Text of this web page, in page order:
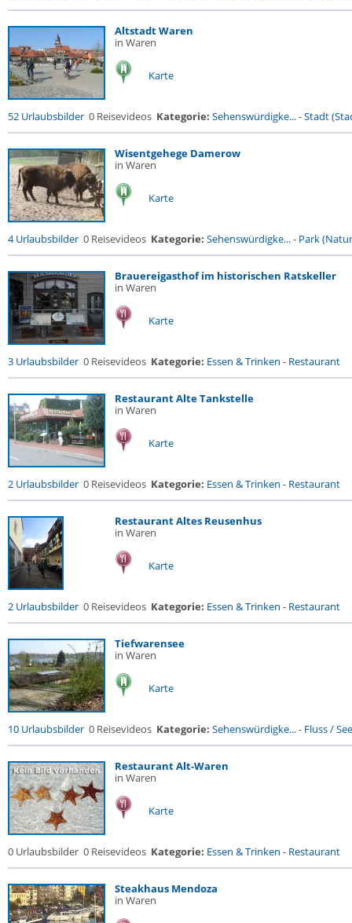
Altstadt Waren
in Waren
Karte
52 Urlaubsbilder 0 Reisevideos Kategorie: Sehenswürdigke...-Stadt
Wisentgehege Damerow
in Waren
Karte
4 Urlaubsbilder 0 Reisevideos Kategorie: Sehenswürdigke...- Park
Brauereigasthof im historischen Ratskeller
in Waren
Karte
3 Urlaubsbilder 0 Reisevideos Kategorie: Essen & Trinken - Restaurant
Restaurant Alte Tankstelle
in Waren
Karte
2 Urlaubsbilder 0 Reisevideos Kategorie: Essen & Trinken - Restaurant
Restaurant Altes Reusenhus
in Waren
Karte
2 Urlaubsbilder 0 Reisevideos Kategorie: Essen & Trinken - Restaurant
Tiefwarensee
in Waren
Karte
10 Urlaubsbilder 0 Reisevideos Kategorie: Sehenswürdigke...- Fluss /
Restaurant Alt-Waren
in Waren
Karte
0 Urlaubsbilder 0 Reisevideos Kategorie: Essen & Trinken - Restaurant
Steakhaus Mendoza
in Waren